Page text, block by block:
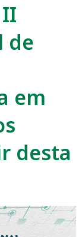
de
em
desta